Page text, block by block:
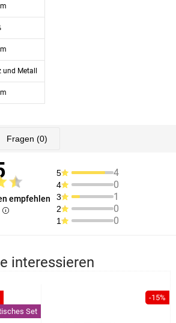
und Metall
Fragen (0)
empfehlen
5 4
4 0
3 1
2 0
1 0
interessieren
Set
-15%